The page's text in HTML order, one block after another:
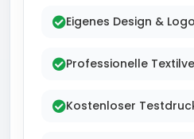
Eigenes Design & Logo
Professionelle
Kostenloser